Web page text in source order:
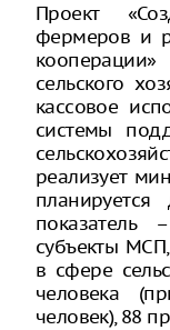
Проект
фермеров и
сельского
кассовое
системы
реализует
показатель
субъекты
в сфере
человека
человек), 88